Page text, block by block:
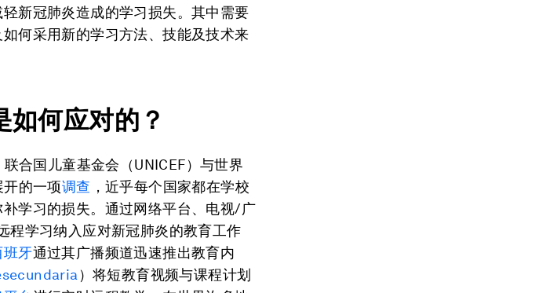
新冠肺炎造成的学习损失。其中需要
何采用新的学习方法、技能及技术来
何应对的？
合国儿童基金会（UNICEF）与世界
的一项调查 ，近乎每个国家都在学校
学习的损失。通过网络平台、电视/广
程学习纳入应对新冠肺炎的教育工作
班牙通过其广播频道迅速推出教育内
）将短教育视频与课程计划